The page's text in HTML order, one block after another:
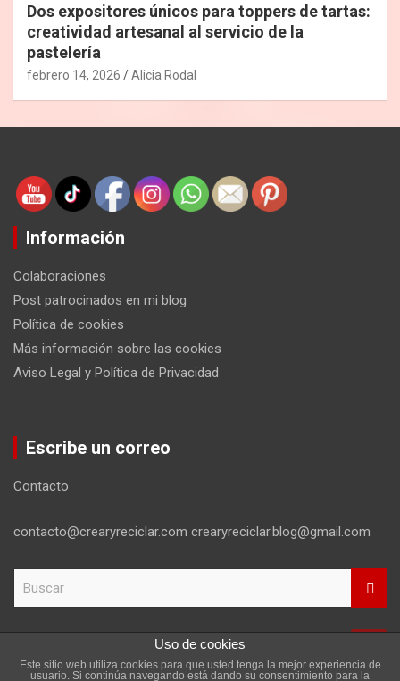
Dos expositores únicos para toppers de tartas:
creatividad artesanal al servicio de la
pastelería
febrero 14, 2026 Alicia Rodal
Información
Colaboraciones
Post patrocinados en mi blog
Política de cookies
Más información sobre las cookies
Aviso Legal y Política de Privacidad
Escribe un correo
Contacto
contacto@crearyreciclar.com crearyreciclar.blog@gmail.com
c
Copyright ©2026 Aviso Legal y Política de Privacidad
Uso de cookies
Este sitio web utiliza cookies para que usted tenga la mejor experiencia de
usuario. Si continúa navegando está dando su consentimiento para la